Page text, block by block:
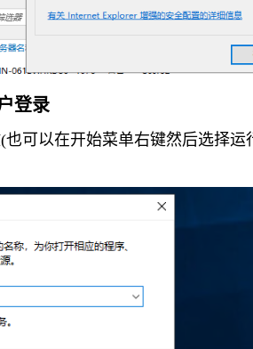
登录
也可以在开始菜单右键然后选择